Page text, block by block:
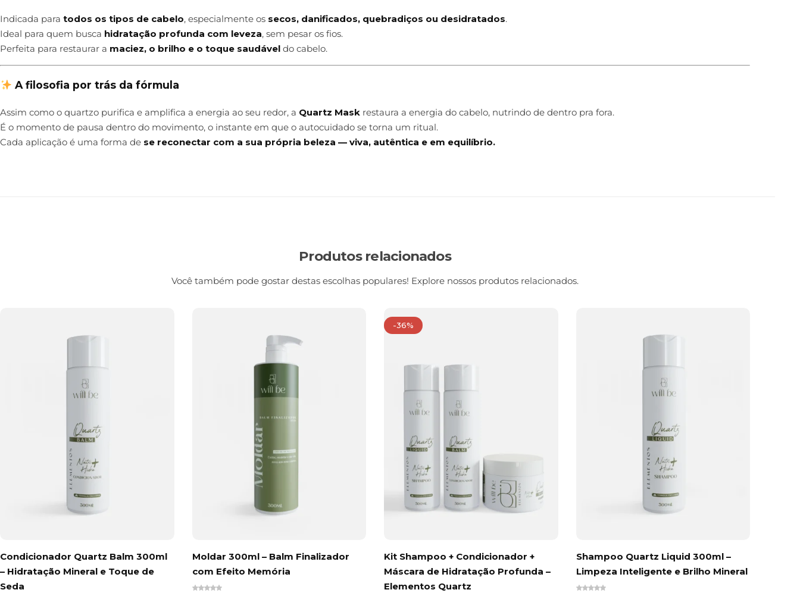
Indicada para todos os tipos de cabelo, especialmente os secos, danificados, quebradiços ou desidratados.
Ideal para quem busca hidratação profunda com leveza, sem pesar os fios.
Perfeita para restaurar a maciez, o brilho e o toque saudável do cabelo.
A filosofia por trás da fórmula
Assim como o quartzo purifica e amplifica a energia ao seu redor, a Quartz Mask restaura a energia do cabelo, nutrindo de dentro pra fora.
É o momento de pausa dentro do movimento, o instante em que o autocuidado se torna um ritual.
Cada aplicação é uma forma de se reconectar com a sua própria beleza — viva, autêntica e em equilíbrio.
Produtos relacionados
Você também pode gostar destas escolhas populares! Explore nossos produtos relacionados.
Condicionador Quartz Balm 300ml
– Hidratação Mineral e Toque de
Seda
Moldar 300ml – Balm Finalizador
com Efeito Memória
-36%
Kit Shampoo + Condicionador +
Máscara de Hidratação Profunda –
Elementos Quartz
Shampoo Quartz Liquid 300ml –
Limpeza Inteligente e Brilho Mineral